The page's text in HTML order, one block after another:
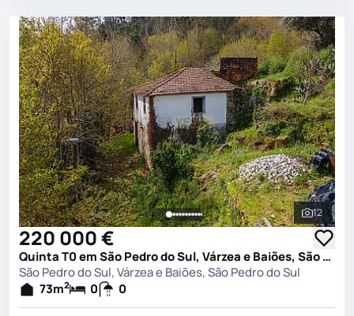
Ver
12
220 000 €
Quinta T0 em São Pedro do Sul, Várzea e Baiões, São Pedro do Sul
São Pedro do Sul, Várzea e Baiões, São Pedro do Sul
73m2 0 0